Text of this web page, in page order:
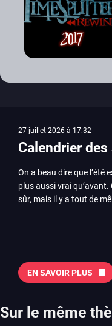
27 juillet 2026 à 17:32
Calendrier
On a beau dire que l’été
plus aussi vrai
sûr, mais il y a tout de
Tokon ou encore Beast
chose d’ambitieux que
2026 Vous trouverez ici
aussi les jeux de ce mois
EN SAVOIR PLUS
Sur le même